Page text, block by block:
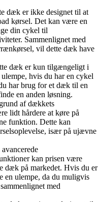
dæk er ikke designet til at
kørsel. Det kan være en
din cykel til
Sammenlignet med
vil dette dæk have
dæk er kun tilgængeligt i
hvis du har en cykel
har brug for et dæk til en
en anden løsning.
af dækkets
lidt hårdere at køre på
funktion. Dette kan
især på ujævne
kan prisen være
dæk på markedet. Hvis du er
en ulempe, da du muligvis
med